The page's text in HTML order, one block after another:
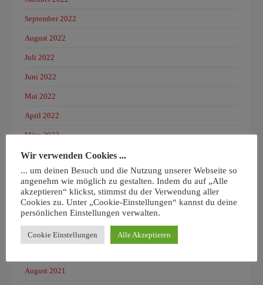
September 2022
August 2022
Juli 2022
Juni 2022
Mai 2022
April 2022
März 2022
Februar 2022
Januar 2022
Dezember 2021
November 2021
Oktober 2021
August 2021
Wir verwenden Cookies ...
... um deinen Besuch und die Nutzung unserer Webseite so
angenehm wie möglich zu gestalten. Indem du auf „Alle
akzeptieren“ klickst, stimmst du der Verwendung aller
Cookies zu. Unter „Cookie-Einstellungen“ kannst du deine
persönlichen Einstellungen verwalten.
Cookie Einstellungen Alle Akzeptieren